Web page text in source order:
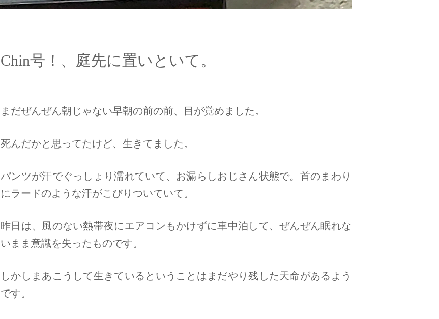
Chin号！、庭先に置いといて。
まだぜんぜん朝じゃない早朝の前の前、目が覚めました。
死んだかと思ってたけど、生きてました。
パンツが汗でぐっしょり濡れていて、お漏らしおじさん状態で。首のまわり
にラードのような汗がこびりついていて。
昨日は、風のない熱帯夜にエアコンもかけずに車中泊して、ぜんぜん眠れな
いまま意識を失ったものです。
しかしまあこうして生きているということはまだやり残した天命があるよう
です。